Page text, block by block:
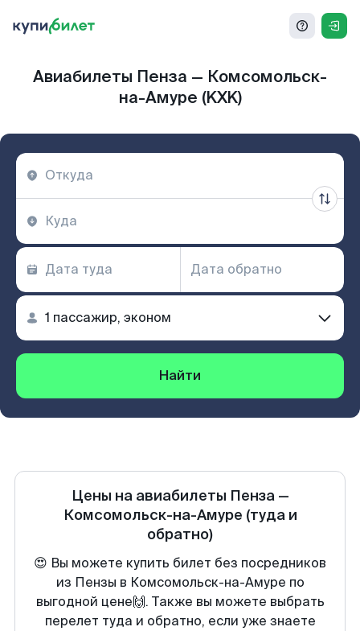
Авиабилеты Пенза — Комсомольск-
на-Амуре (KXK)
Найти
Цены на авиабилеты Пенза—
Комсомольск-на-Амуре (туда и
обратно)
😍 Вы можете купить билет без посредников
из Пензы в Комсомольск-на-Амуре по
выгодной цене🙌. Также вы можете выбрать
перелет туда и обратно, если уже знаете